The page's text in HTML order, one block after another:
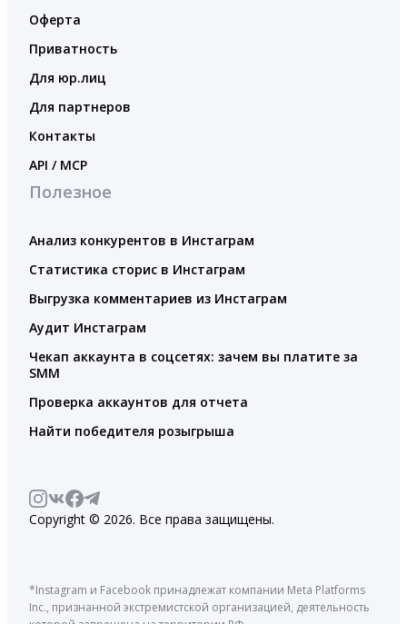
Оферта
Приватность
Для юр.лиц
Для партнеров
Контакты
API / MCP
Полезное
Анализ конкурентов в Инстаграм
Статистика сторис в Инстаграм
Выгрузка комментариев из Инстаграм
Аудит Инстаграм
Чекап аккаунта в соцсетях: зачем вы платите за
SMM
Проверка аккаунтов для отчета
Найти победителя розыгрыша
Copyright © 2026. Все права защищены.
*Instagram и Facebook принадлежат компании Meta Platforms
Inc., признанной экстремистской организацией, деятельность